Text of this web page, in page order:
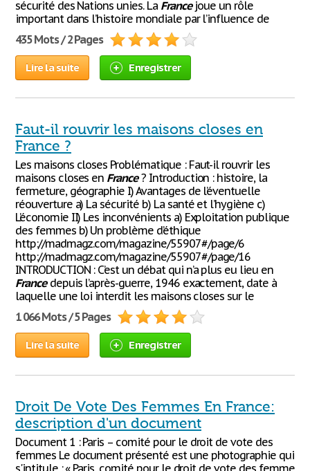
sécurité des Nations unies. La Francejoue un rôle
important dans l’histoire mondiale par l’influence de
435 Mots / 2 Pages
Lire la suite Enregistrer
Faut-il rouvrir les maisons closes en
France ?
Les maisons closes Problématique : Faut-il rouvrir les
maisons closes en France? Introduction : histoire, la
fermeture, géographie I) Avantages de l’éventuelle
réouverture a) La sécurité b) La santé et l’hygiène c)
L’économie II) Les inconvénients a) Exploitation publique
des femmes b) Un problème d’éthique
http://madmagz.com/magazine/55907#/page/6
http://madmagz.com/magazine/55907#/page/16
INTRODUCTION : C’est un débat qui n’a plus eu lieu en
Francedepuis l’après-guerre, 1946 exactement, date à
laquelle une loi interdit les maisons closes sur le
1 066 Mots / 5 Pages
Lire la suite Enregistrer
Droit De Vote Des Femmes En France:
description d'un document
Document 1 : Paris – comité pour le droit de vote des
femmes Le document présenté est une photographie qui
s'intitule : « Paris, comité pour le droit de vote des femme